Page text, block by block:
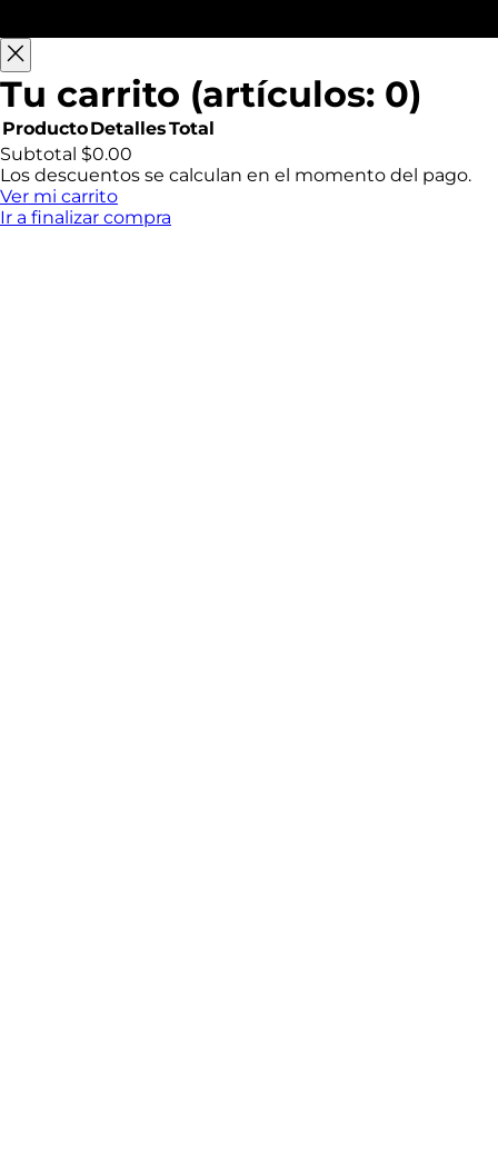
Tu carrito (artículos: 0)
Productos
del
ProductoDetallesTotal
Subtotal $0.00
Los descuentos se calculan en el momento del pago.
Ver mi carrito
Ir a finalizar compra